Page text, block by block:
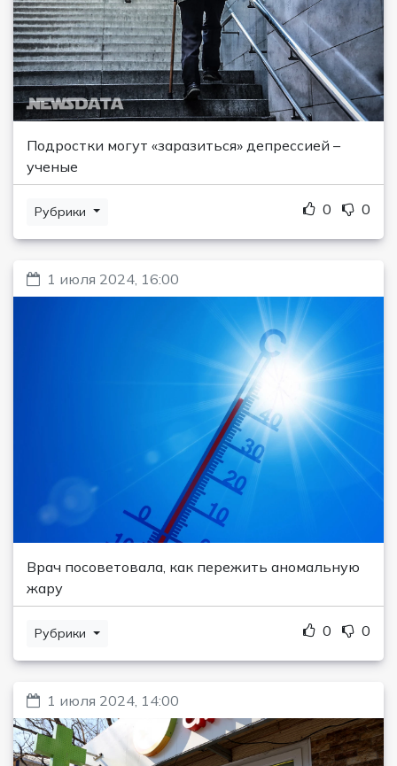
Подростки могут «заразиться» депрессией –
ученые
Рубрики 0 0
1 июля 2024, 16:00
Врач посоветовала, как пережить аномальную
жару
Рубрики 0 0
1 июля 2024, 14:00